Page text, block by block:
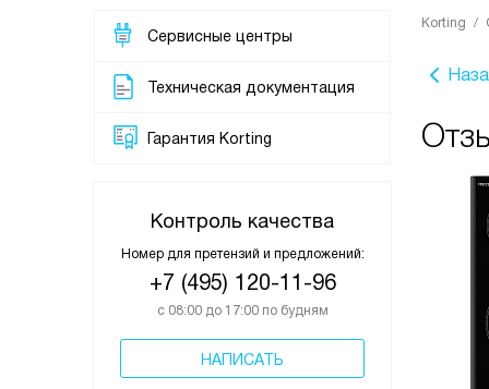
Сервисные центры
Техническая документация
Гарантия Korting
Контроль качества
Номер для претензий и предложений:
+7 (495) 120-11-96
с 08:00 до 17:00 по будням
НАПИСАТЬ
Korting